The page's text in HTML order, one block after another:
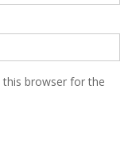
this browser for the